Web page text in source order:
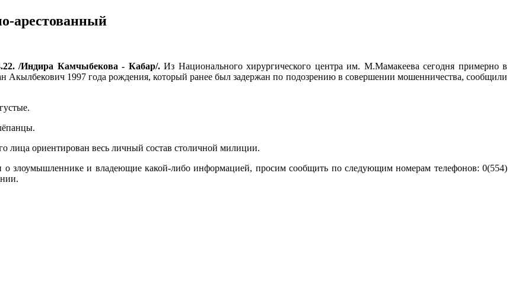
арестованный
/Индира Камчыбекова - Кабар/.Из Национального хирургического центра им. М.Мамакеева сегодня примерно в
Акылбекович 1997 года рождения, который ранее был задержан по подозрению в совершении мошенничества, сообщили
лица ориентирован весь личный состав столичной милиции.
злоумышленнике и владеющие какой-либо информацией, просим сообщить по следующим номерам телефонов: 0(554)